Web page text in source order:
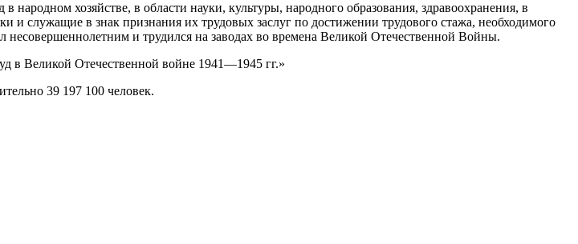
хозяйстве, в области науки, культуры, народного образования, здравоохранения, в
и служащие в знак признания их трудовых заслуг по достижении трудового стажа, необходимого
и трудился на заводах во времена Великой Отечественной Войны.
в Великой Отечественной войне 1941—1945 гг.»
39 197 100 человек.